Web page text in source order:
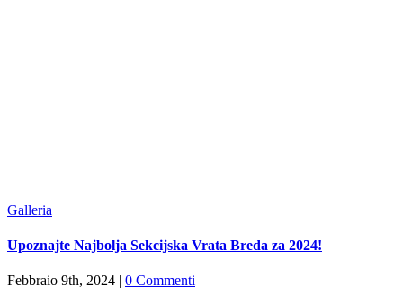
Galleria
Upoznajte Najbolja Sekcijska Vrata Breda za 2024!
Febbraio 9th, 2024 | 0 Commenti